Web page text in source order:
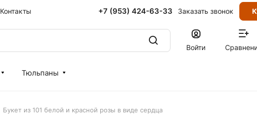
Контакты +7 (953) 424-63-33 Заказать звонок
Войти
Тюльпаны
Букет из 101 белой и красной розы в виде сердца